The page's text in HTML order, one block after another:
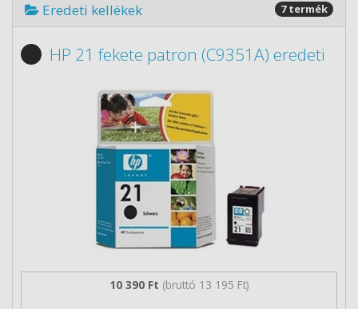
Eredeti kellékek 7 termék
HP 21 fekete patron (C9351A) eredeti
10 390 Ft (bruttó 13 195 Ft)